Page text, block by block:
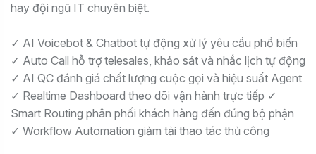
hay đội ngũ IT chuyên biệt.
✓ AI Voicebot & Chatbot tự động xử lý yêu cầu phổ biến
✓ Auto Call hỗ trợ telesales, khảo sát và nhắc lịch tự động
✓ AI QC đánh giá chất lượng cuộc gọi và hiệu suất Agent
✓ Realtime Dashboard theo dõi vận hành trực tiếp ✓
Smart Routing phân phối khách hàng đến đúng bộ phận
✓ Workflow Automation giảm tải thao tác thủ công